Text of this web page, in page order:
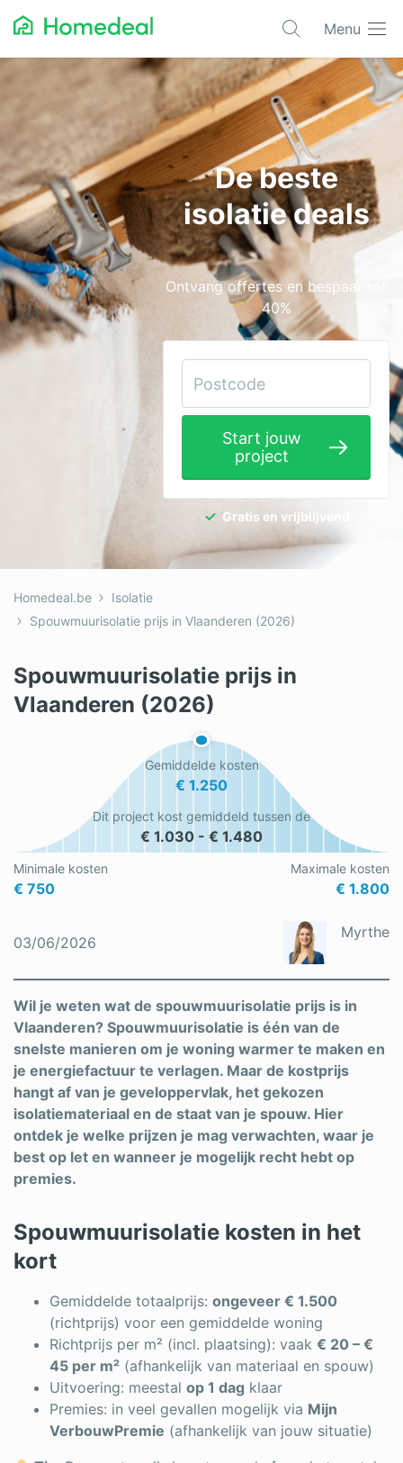
Menu
Populaire projecten
Aannemer
Airco
Alarmsystemen
Architect
Asbest
Bestrating
Cv-ketels
Hekwerken
Hovenier
Isolatie
Metselaar
Ramen
Schrijnwerker
Stukadoor
Vloeren
Vochtbestrijding
Warmtepomp
Zonnepanelen
Zonwering
Bent u een vakspecialist?
De beste
isolatie deals
Ontvang offertes en bespaar tot
40%
Start jouw
project
Gratis en vrijblijvend
Homedeal.be
Isolatie
Spouwmuurisolatie prijs in Vlaanderen (2026)
Spouwmuurisolatie prijs in
Vlaanderen (2026)
Minimale kosten
€ 750
Gemiddelde kosten
€ 1.250
Maximale kosten
€ 1.800
Dit project kost gemiddeld tussen de
€ 1.030 - € 1.480
03/06/2026
Myrthe
Wil je weten wat de spouwmuurisolatie prijs is in
Vlaanderen? Spouwmuurisolatie is één van de
snelste manieren om je woning warmer te maken en
je energiefactuur te verlagen. Maar de kostprijs
hangt af van je geveloppervlak, het gekozen
isolatiemateriaal en de staat van je spouw. Hier
ontdek je welke prijzen je mag verwachten, waar je
best op let en wanneer je mogelijk recht hebt op
premies.
Spouwmuurisolatie kosten in het
kort
Gemiddelde totaalprijs: ongeveer € 1.500
(richtprijs) voor een gemiddelde woning
Richtprijs per m² (incl. plaatsing): vaak € 20 – €
45 per m² (afhankelijk van materiaal en spouw)
Uitvoering: meestal op 1 dag klaar
Premies: in veel gevallen mogelijk via Mijn
VerbouwPremie (afhankelijk van jouw situatie)